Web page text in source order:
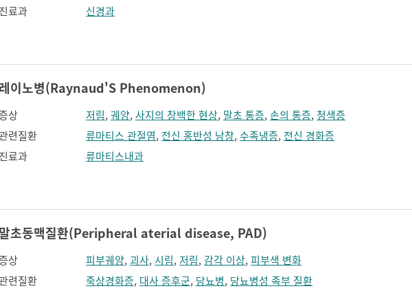
진료과
신경과
레이노병(Raynaud'S Phenomenon)
상 저림,궤양,사지의 창백한 현상, 말초 통증,손의 통증, 청색증
련질환
류마티스 관절염, 전신 홍반성 낭창,수족냉증, 전신 경화증
진료과
류마티스내과
말초동맥질환(Peripheral aterial disease, PAD)
상 피부궤양, 괴사, 시림, 저림, 감각 이상,피부색 변화
련질환
죽상경화증, 대사 증후군, 당뇨병, 당뇨병성 족부 질환